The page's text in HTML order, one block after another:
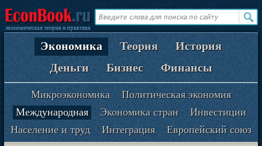
Экономика Теория
История
Деньги
Бизнес Финансы
Микроэкономика
Политическая экономия
Международная
Экономика стран
Инвестиции
Население и труд
Интеграция Европейский союз